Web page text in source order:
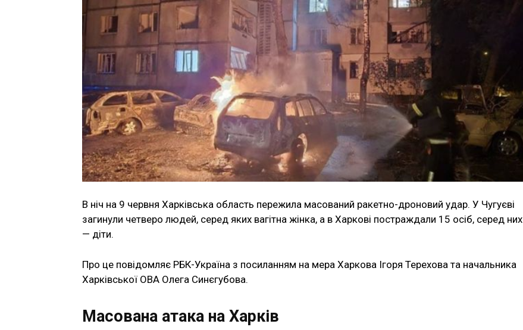
В ніч на 9 червня Харківська область пережила масований ракетно-дроновий удар. У Чугуєві
загинули четверо людей, серед яких вагітна жінка, а в Харкові постраждали 15 осіб, серед них
— діти.
Про це повідомляє РБК-Україна з посиланням на мера Харкова Ігоря Терехова та начальника
Харківської ОВА Олега Синєгубова.
Масована атака на Харків